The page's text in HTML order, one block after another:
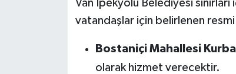
Van İpekyolu Belediyesi
vatandaşlar için belirlenen resmi
Bostaniçi Mahallesi
olarak hizmet verecektir.